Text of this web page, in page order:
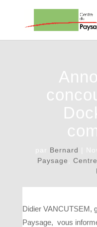
par Bernard
Paysage
Didier VANCUTSEM,
Paysage, vous